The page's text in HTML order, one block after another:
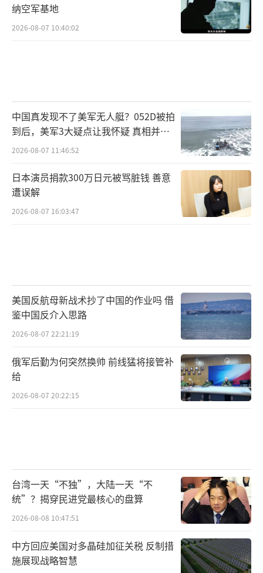
纳空军基地
2026-08-07 10:40:02
中国真发现不了美军无人艇？052D被拍
到后，美军3大疑点让我怀疑 真相并非
如此
2026-08-07 11:46:52
日本演员捐款300万日元被骂脏钱 善意
遭误解
2026-08-07 16:03:47
美国反航母新战术抄了中国的作业吗 借
鉴中国反介入思路
2026-08-07 22:21:19
俄军后勤为何突然换帅 前线猛将接管补
给
2026-08-07 20:22:15
台湾一天“不独”，大陆一天“不
统”？揭穿民进党最核心的盘算
2026-08-08 10:47:51
中方回应美国对多晶硅加征关税 反制措
施展现战略智慧